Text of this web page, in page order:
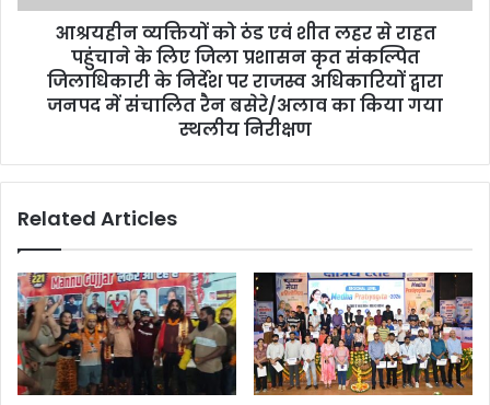
आश्रयहीन व्यक्तियों को ठंड एवं शीत लहर से राहत
पहुंचाने के लिए जिला प्रशासन कृत संकल्पित
जिलाधिकारी के निर्देश पर राजस्व अधिकारियों द्वारा
जनपद में संचालित रैन बसेरे/अलाव का किया गया
स्थलीय निरीक्षण
Related Articles